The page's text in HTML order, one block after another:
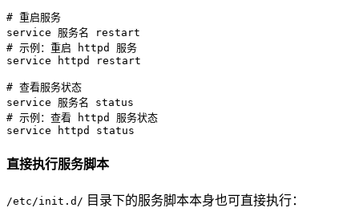
# 重启服务
# 示例：重启 httpd 服务
service httpd restart
# 查看服务状态
# 示例：查看 httpd 服务状态
service httpd status
直接执行服务脚本
/etc/init.d/ 目录下的服务脚本本身也可直接执行：